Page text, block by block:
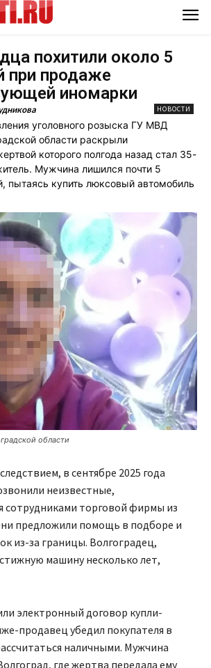
похитили около 5
при продаже
иномарки
НОВОСТИ
уголовного розыска ГУ МВД
области раскрыли
которого полгода назад стал 35-
Мужчина лишился почти 5
пытаясь купить люксовый автомобиль
области
в сентябре 2025 года
неизвестные,
сотрудниками торговой фирмы из
предложили помощь в подборе и
из-за границы. Волгоградец,
машину несколько лет,
электронный договор купли-
продавец убедил покупателя в
наличными. Мужчина
где жертва передала ему